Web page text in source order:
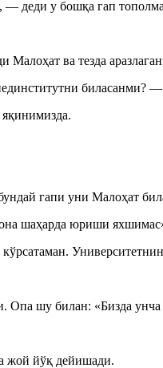
деди у бошқа гап
ва тезда
биласанми? —
гапи уни Малоҳат
шаҳарда юриши
шу билан: «Бизда
жой йўқ дейишади.